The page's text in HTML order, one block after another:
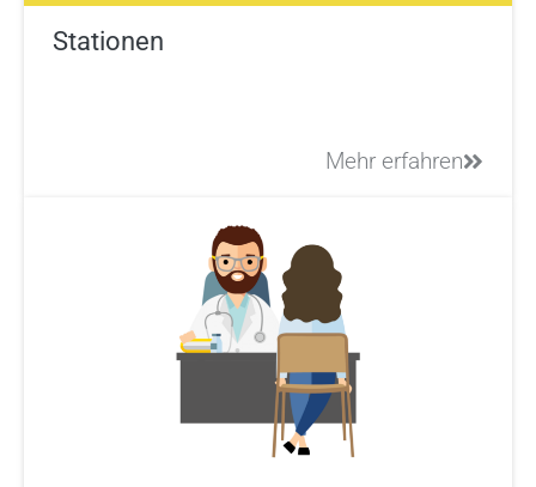
Stationen
Mehr erfahren